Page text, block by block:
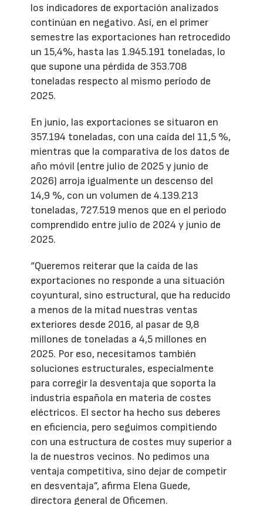
los indicadores de exportación analizados
continúan en negativo. Así, en el primer
semestre las exportaciones han retrocedido
un 15,4%, hasta las 1.945.191 toneladas, lo
que supone una pérdida de 353.708
toneladas respecto al mismo período de
2025.
En junio, las exportaciones se situaron en
357.194 toneladas, con una caída del 11,5 %,
mientras que la comparativa de los datos de
año móvil (entre julio de 2025 y junio de
2026) arroja igualmente un descenso del
14,9 %, con un volumen de 4.139.213
toneladas, 727.519 menos que en el periodo
comprendido entre julio de 2024 y junio de
2025.
“Queremos reiterar que la caída de las
exportaciones no responde a una situación
coyuntural, sino estructural, que ha reducido
a menos de la mitad nuestras ventas
exteriores desde 2016, al pasar de 9,8
millones de toneladas a 4,5 millones en
2025. Por eso, necesitamos también
soluciones estructurales, especialmente
para corregir la desventaja que soporta la
industria española en materia de costes
eléctricos. El sector ha hecho sus deberes
en eficiencia, pero seguimos compitiendo
con una estructura de costes muy superior a
la de nuestros vecinos. No pedimos una
ventaja competitiva, sino dejar de competir
en desventaja”, afirma Elena Guede,
directora general de Oficemen.